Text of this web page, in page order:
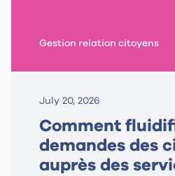
Gestion relation citoyens
July 20, 2026
Comment
demandes des
auprès des